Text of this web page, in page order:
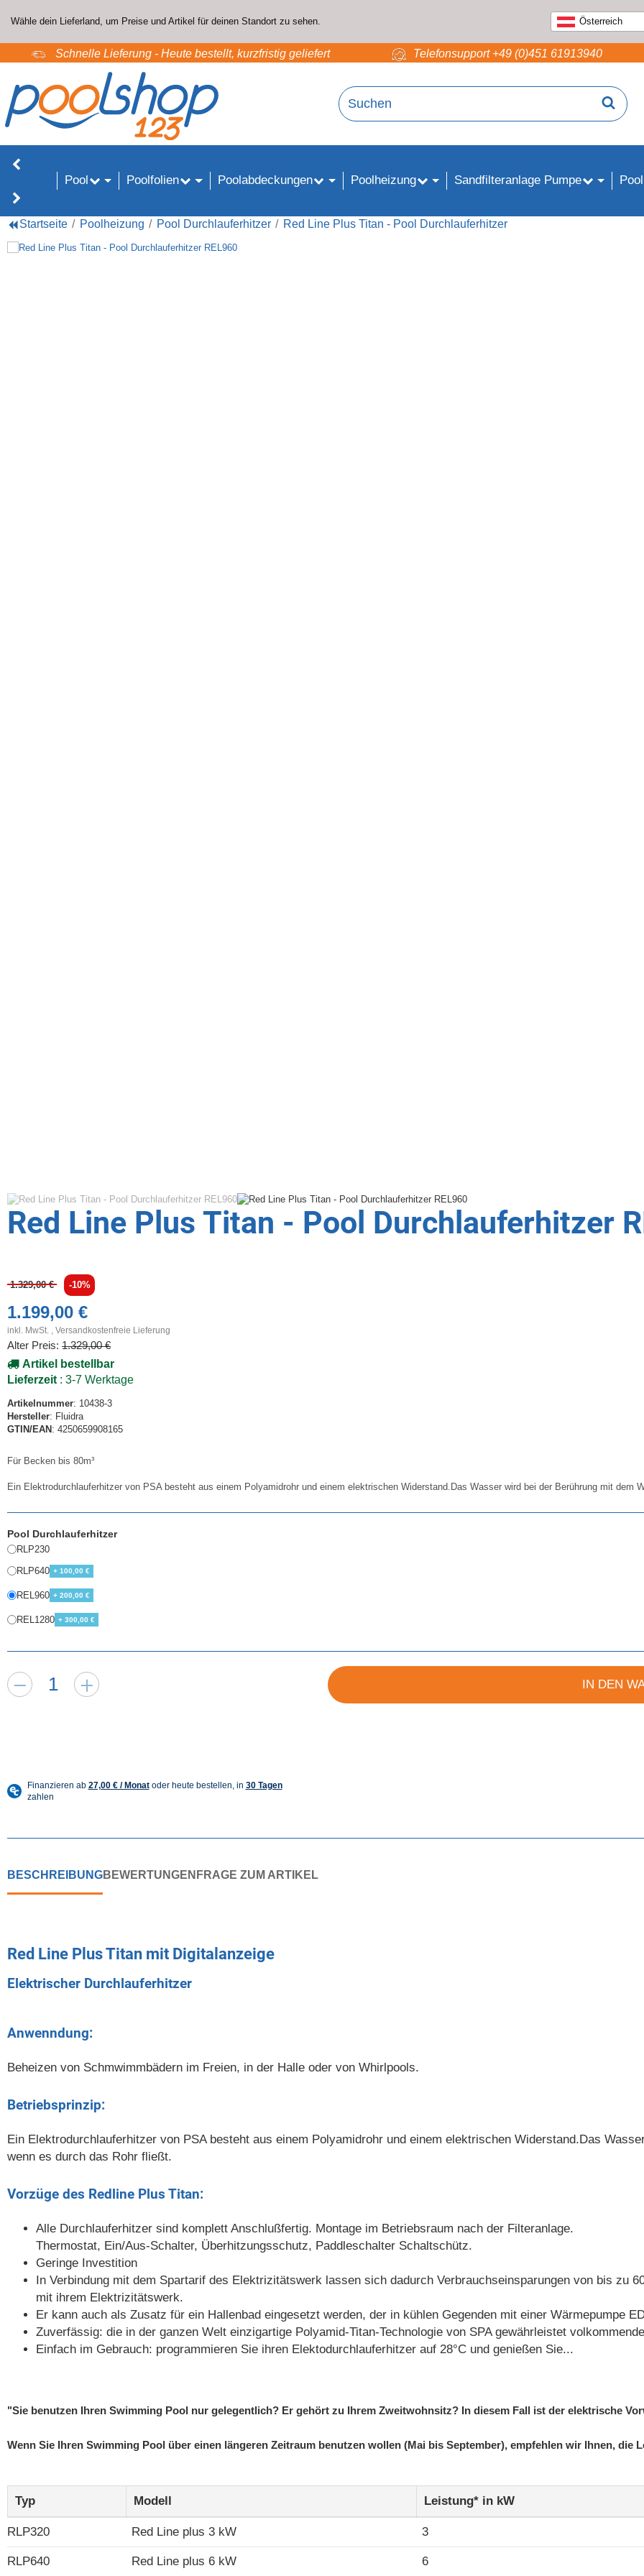
Wähle dein Lieferland, um Preise und Artikel für deinen Standort zu sehen. Österreich
Schnelle Lieferung - Heute bestellt, kurzfristig geliefert Telefonsupport +49 (0)451 61913940
Pool Poolfolien Poolabdeckungen Poolheizung Sandfilteranlage Pumpe
Startseite Poolheizung Pool Durchlauferhitzer Red Line Plus Titan - Pool Durchlauferhitzer
Red Line Plus Titan - Pool Durchlauferhitzer
1.329,00 € -10%
1.199,00 €
inkl. MwSt. , Versandkostenfreie Lieferung
Alter Preis: 1.329,00 €
Artikel bestellbar
Lieferzeit : 3-7 Werktage
Artikelnummer: 10438-3
Hersteller: Fluidra
GTIN/EAN : 4250659908165
Für Becken bis 80m³
Ein Elektrodurchlauferhitzer von PSA besteht aus einem Polyamidrohr und einem elektrischen Widerstand.Das Wasser wird bei der Berührung mit dem
Pool Durchlauferhitzer
RLP230
RLP640 + 100,00 €
REL960 + 200,00 €
REL1280 + 300,00 €
IN DEN
BESCHREIBUNGBEWERTUNGENFRAGE ZUM ARTIKEL
Red Line Plus Titan mit Digitalanzeige
Elektrischer Durchlauferhitzer
Anwenndung:
Beheizen von Schmwimmbädern im Freien, in der Halle oder von Whirlpools.
Betriebsprinzip:
Ein Elektrodurchlauferhitzer von PSA besteht aus einem Polyamidrohr und einem elektrischen Widerstand.Das
wenn es durch das Rohr fließt.
Vorzüge des Redline Plus Titan:
Alle Durchlauferhitzer sind komplett Anschlußfertig. Montage im Betriebsraum nach der Filteranlage.
Thermostat, Ein/Aus-Schalter, Überhitzungsschutz, Paddleschalter Schaltschütz.
Geringe Investition
In Verbindung mit dem Spartarif des Elektrizitätswerk lassen sich dadurch Verbrauchseinsparungen von bis zu
mit ihrem Elektrizitätswerk.
Er kann auch als Zusatz für ein Hallenbad eingesetzt werden, der in kühlen Gegenden mit einer Wärmepumpe
Zuverfässig: die in der ganzen Welt einzigartige Polyamid-Titan-Technologie von SPA gewährleistet
Einfach im Gebrauch: programmieren Sie ihren Elektodurchlauferhitzer auf 28°C und genießen Sie...
"Sie benutzen Ihren Swimming Pool nur gelegentlich? Er gehört zu Ihrem Zweitwohnsitz? In diesem Fall ist der elektrische
Wenn Sie Ihren Swimming Pool über einen längeren Zeitraum benutzen wollen (Mai bis September), empfehlen wir Ihnen, die
Typ Modell Leistung* in kW
RLP320 Red Line plus 3 kW 3
RLP640 Red Line plus 6 kW 6